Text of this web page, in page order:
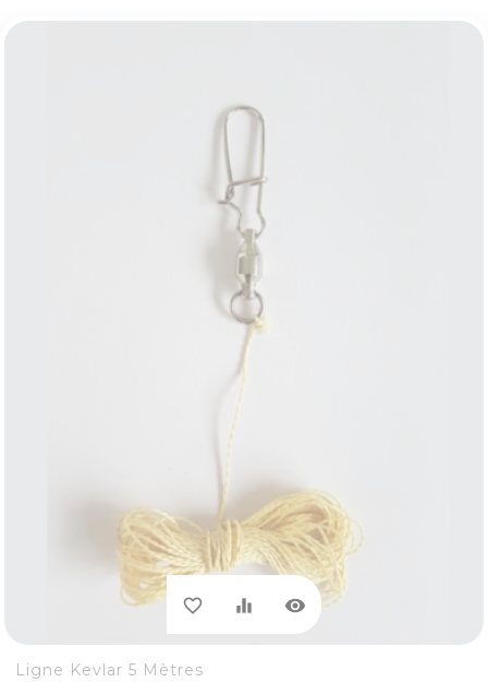
favorite_border equalizer visibility
Ligne Kevlar 5 Mètres